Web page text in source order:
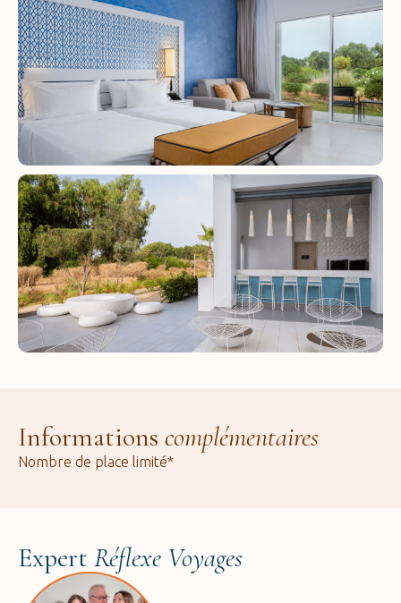
Informations complémentaires
Nombre de place limité*
Expert Réflexe Voyages